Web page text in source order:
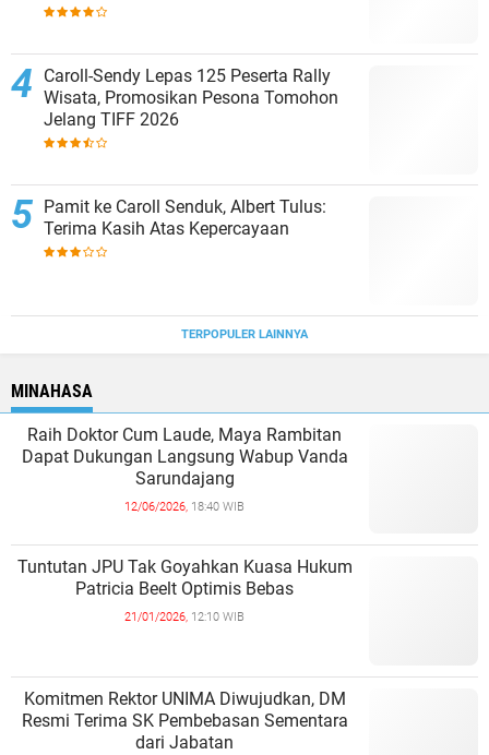
Caroll-Sendy Lepas 125 Peserta Rally
Wisata, Promosikan Pesona Tomohon
Jelang TIFF 2026
Pamit ke Caroll Senduk, Albert Tulus:
Terima Kasih Atas Kepercayaan
TERPOPULER LAINNYA
MINAHASA
Raih Doktor Cum Laude, Maya Rambitan
Dapat Dukungan Langsung Wabup Vanda
Sarundajang
12/06/2026, 18:40 WIB
Tuntutan JPU Tak Goyahkan Kuasa Hukum
Patricia Beelt Optimis Bebas
21/01/2026, 12:10 WIB
Komitmen Rektor UNIMA Diwujudkan, DM
Resmi Terima SK Pembebasan Sementara
dari Jabatan